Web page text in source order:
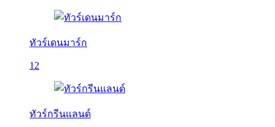
ทัวร์เดนมาร์ก
12
ทัวร์กรีนแลนด์